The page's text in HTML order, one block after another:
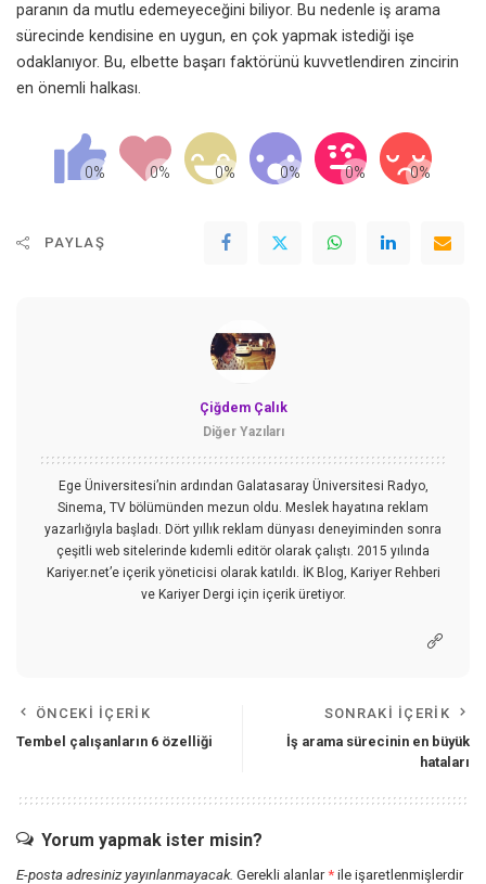
paranın da mutlu edemeyeceğini biliyor. Bu nedenle iş arama
sürecinde kendisine en uygun, en çok yapmak istediği işe
odaklanıyor. Bu, elbette başarı faktörünü kuvvetlendiren zincirin
en önemli halkası.
PAYLAŞ
Çiğdem Çalık
Diğer Yazıları
Ege Üniversitesi’nin ardından Galatasaray Üniversitesi Radyo,
Sinema, TV bölümünden mezun oldu. Meslek hayatına reklam
yazarlığıyla başladı. Dört yıllık reklam dünyası deneyiminden sonra
çeşitli web sitelerinde kıdemli editör olarak çalıştı. 2015 yılında
Kariyer.net’e içerik yöneticisi olarak katıldı. İK Blog, Kariyer Rehberi
ve Kariyer Dergi için içerik üretiyor.
ÖNCEKI İÇERIK
Tembel çalışanların 6 özelliği
SONRAKI İÇERIK
İş arama sürecinin en büyük
hataları
Yorum yapmak ister misin?
E-posta adresiniz yayınlanmayacak. Gerekli alanlar* ile işaretlenmişlerdir